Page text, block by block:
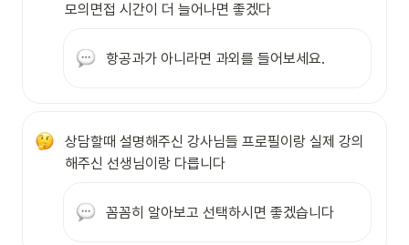
모의면접 시간이 더 늘어나면 좋겠다
항공과가 아니라면 과외를 들어보세요.
상담할때 설명해주신 강사님들 프로필이랑 실제 강의
해주신 선생님이랑 다릅니다
꼼꼼히 알아보고 선택하시면 좋겠습니다